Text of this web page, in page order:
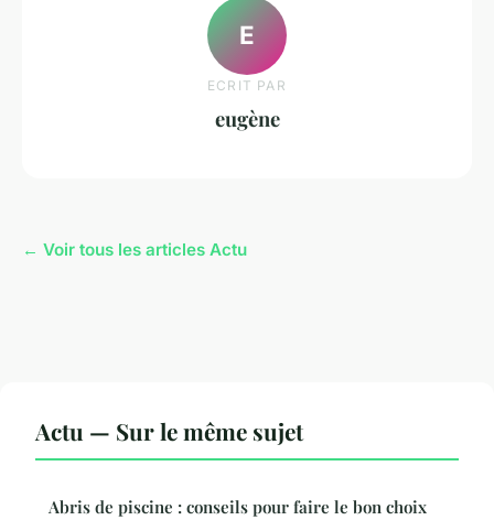
E
ECRIT PAR
eugène
← Voir tous les articles Actu
Actu — Sur le même sujet
Abris de piscine : conseils pour faire le bon choix